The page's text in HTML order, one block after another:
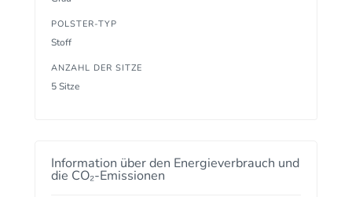
POLSTER-TYP
Stoff
ANZAHL DER SITZE
5 Sitze
Information über den Energieverbrauch und
die CO₂-Emissionen